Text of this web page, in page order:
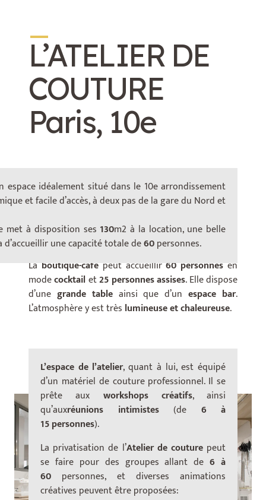
L’ATELIER DE
COUTURE
Paris, 10e
espace idéalement situé dans le 10e arrondissement
et facile d’accès, à deux pas de la gare du Nord et
met à disposition ses 130m2 à la location, une belle
une capacité totale de60personnes.
Unlieu atypiqueet inspirant dédié au textile qui
130 m², il est constitué de deux espaces : la
boutique-café et l’atelier couture.
La boutique-cafépeut accueillir60 personnes en
modecocktailet25 personnes assises. Elle dispose
d’une grande tableainsi que d’unespace bar.
L’atmosphère y est très lumineuse et chaleureuse.
L’espace de l’atelier, quant à lui, est équipé
d’un matériel de couture professionnel. Il se
prête aux workshops créatifs, ainsi
qu’auxréunions intimistes(de 6 à
15 personnes).
La privatisation de l’Atelier de couturepeut
se faire pour des groupes allant de6 à
60 personnes, et diverses animations
créatives peuvent être proposées: